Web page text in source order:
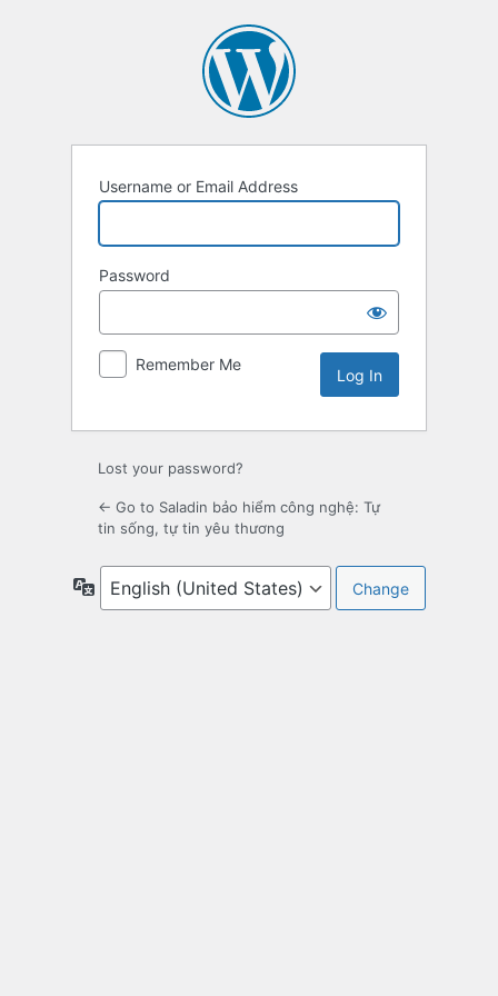
Username or Email Address
Password
Remember Me
Lost your password?
← Go to Saladin bảo hiểm công nghệ: Tự
tin sống, tự tin yêu thương
Language